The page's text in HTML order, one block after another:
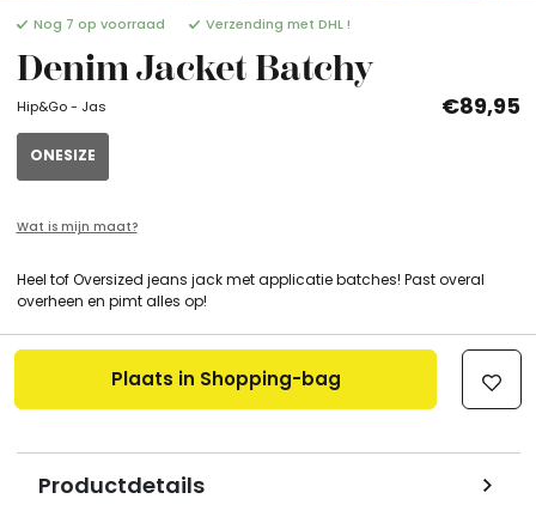
Nog 7 op voorraad Verzending met DHL !
Denim Jacket Batchy
Hip&Go - Jas €89,95
ONESIZE
Wat is mijn maat?
Heel tof Oversized jeans jack met applicatie batches! Past overal
overheen en pimt alles op!
Productdetails
Plaats in Shopping-bag